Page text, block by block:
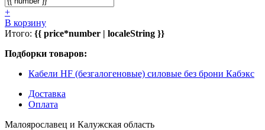
+
В корзину
Итого: {{ price*number | localeString }}
Подборки товаров:
Кабели HF (безгалогеновые) силовые без брони Кабэкс
Доставка
Оплата
Малоярославец и Калужская область